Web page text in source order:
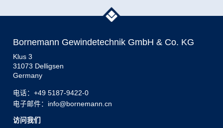
Bornemann Gewindetechnik GmbH & Co. KG
Klus 3
31073 Delligsen
Germany
电话： +49 5187-9422-0
电子邮件：info@bornemann.cn
访问我们